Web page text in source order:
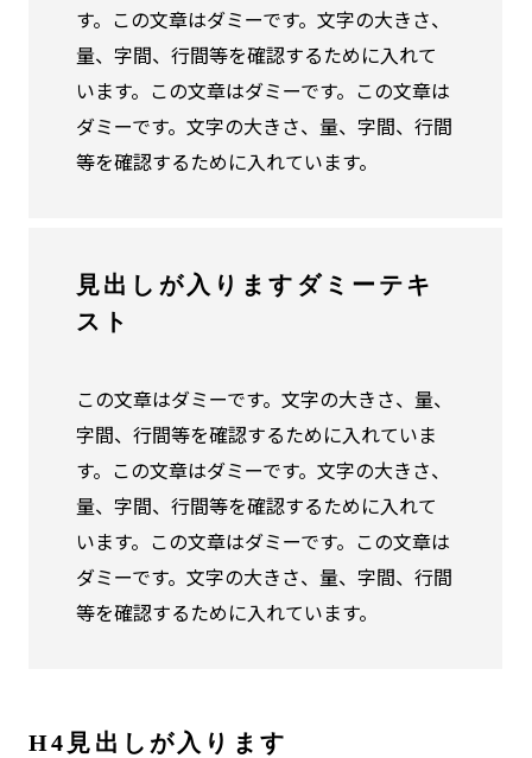
す。この文章はダミーです。文字の大きさ、
量、字間、行間等を確認するために入れて
います。この文章はダミーです。この文章は
ダミーです。文字の大きさ、量、字間、行間
等を確認するために入れています。
見出しが入りますダミーテキ
スト
この文章はダミーです。文字の大きさ、量、
字間、行間等を確認するために入れていま
す。この文章はダミーです。文字の大きさ、
量、字間、行間等を確認するために入れて
います。この文章はダミーです。この文章は
ダミーです。文字の大きさ、量、字間、行間
等を確認するために入れています。
H4見出しが入ります